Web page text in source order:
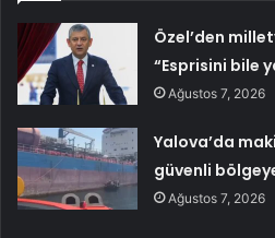
Özel’den
“Esprisini bile
Ağustos 7, 2026
Yalova’da
güvenli
Ağustos 7, 2026